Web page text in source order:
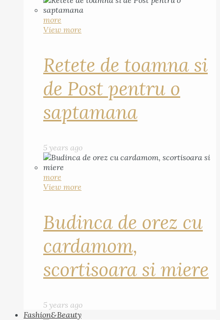
more
View more
Retete de toamna si
de Post pentru o
saptamana
5 years ago
more
View more
Budinca de orez cu
cardamom,
scortisoara si miere
5 years ago
Fashion&Beauty